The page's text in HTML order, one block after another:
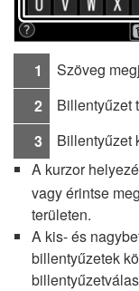
1
Szöveg
2
Billentyűzet
3
Billentyűzet
A kurzor
vagy érintse
területen.
A kis- és
billentyűzetek